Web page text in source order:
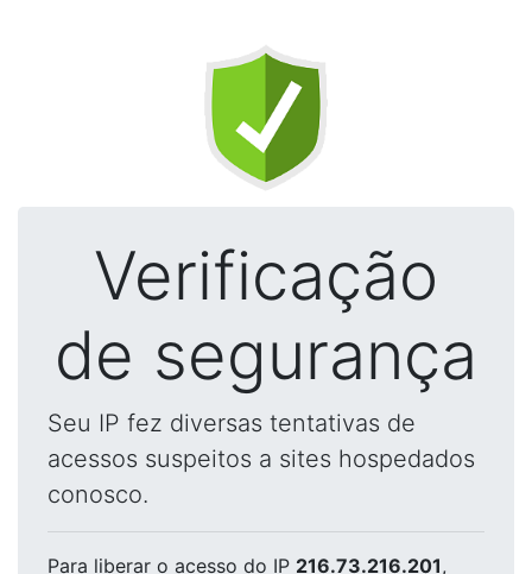
Verificação
de segurança
Seu IP fez diversas tentativas de
acessos suspeitos a sites hospedados
conosco.
Para liberar o acesso do IP 216.73.216.201,